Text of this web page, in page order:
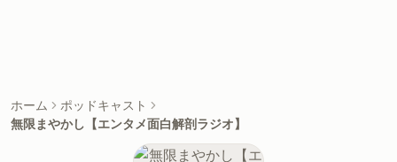
ホーム
ポッドキャスト
無限まやかし【エンタメ面白解剖ラジオ】